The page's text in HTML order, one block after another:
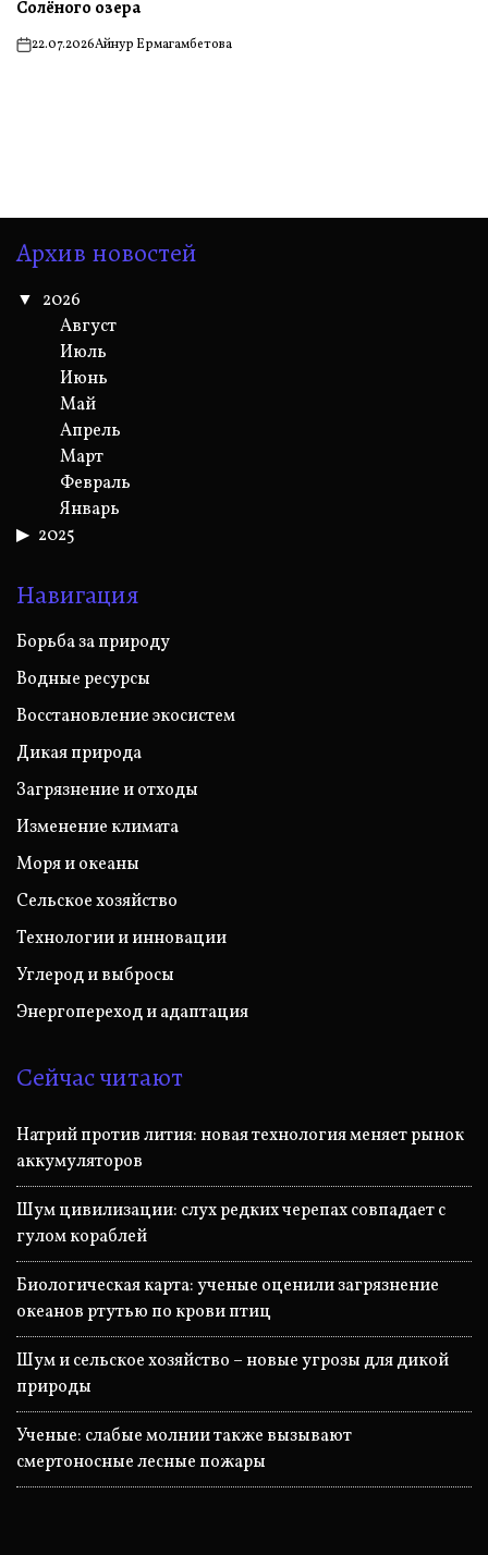
Солёного озера
on22.07.2026Айнур Ермагамбетова
Архив новостей
2026
Август
Июль
Июнь
Май
Апрель
Март
Февраль
Январь
2025
Навигация
Борьба за природу
Водные ресурсы
Восстановление экосистем
Дикая природа
Загрязнение и отходы
Изменение климата
Моря и океаны
Сельское хозяйство
Технологии и инновации
Углерод и выбросы
Энергопереход и адаптация
Сейчас читают
Натрий против лития: новая технология меняет рынок
аккумуляторов
Шум цивилизации: слух редких черепах совпадает с
гулом кораблей
Биологическая карта: ученые оценили загрязнение
океанов ртутью по крови птиц
Шум и сельское хозяйство – новые угрозы для дикой
природы
Ученые: слабые молнии также вызывают
смертоносные лесные пожары